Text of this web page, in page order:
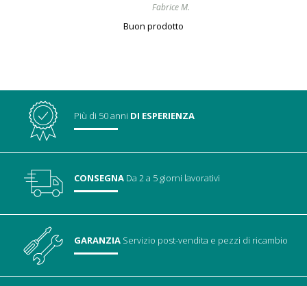
Fabrice M.
Buon prodotto
Più di 50 anni DI ESPERIENZA
CONSEGNA Da 2 a 5 giorni lavorativi
GARANZIA Servizio post-vendita e pezzi di ricambio